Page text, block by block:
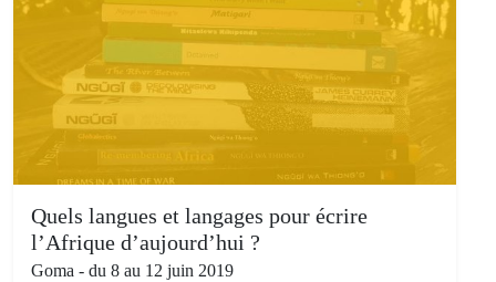
Quels langues et langages pour écrire
l’Afrique d’aujourd’hui ?
Goma - du 8 au 12 juin 2019